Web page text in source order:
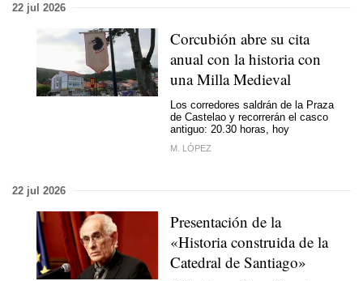
22 jul 2026
Corcubión abre su cita
anual con la historia con
una Milla Medieval
Los corredores saldrán de la Praza
de Castelao y recorrerán el casco
antiguo: 20.30 horas, hoy
M. LÓPEZ
22 jul 2026
Presentación de la
«Historia construida de la
Catedral de Santiago»